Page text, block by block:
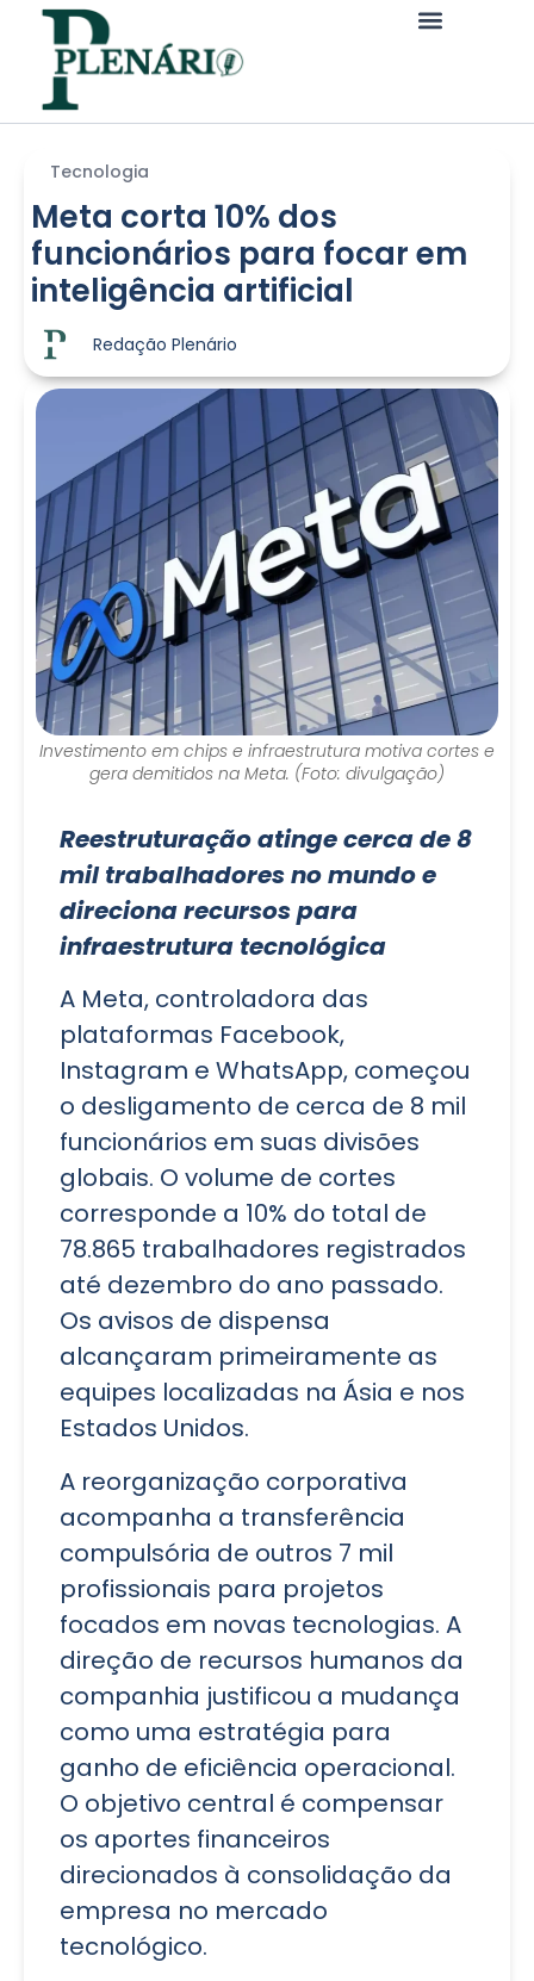
Tecnologia
Meta corta 10% dos
funcionários para focar em
inteligência artificial
Redação Plenário
Investimento em chips e infraestrutura motiva cortes e
gera demitidos na Meta. (Foto: divulgação)
Reestruturação atinge cerca de 8
mil trabalhadores no mundo e
direciona recursos para
infraestrutura tecnológica
A Meta, controladora das
plataformas Facebook,
Instagram e WhatsApp, começou
o desligamento de cerca de 8 mil
funcionários em suas divisões
globais. O volume de cortes
corresponde a 10% do total de
78.865 trabalhadores registrados
até dezembro do ano passado.
Os avisos de dispensa
alcançaram primeiramente as
equipes localizadas na Ásia e nos
Estados Unidos.
A reorganização corporativa
acompanha a transferência
compulsória de outros 7 mil
profissionais para projetos
focados em novas tecnologias. A
direção de recursos humanos da
companhia justificou a mudança
como uma estratégia para
ganho de eficiência operacional.
O objetivo central é compensar
os aportes financeiros
direcionados à consolidação da
empresa no mercado
tecnológico.